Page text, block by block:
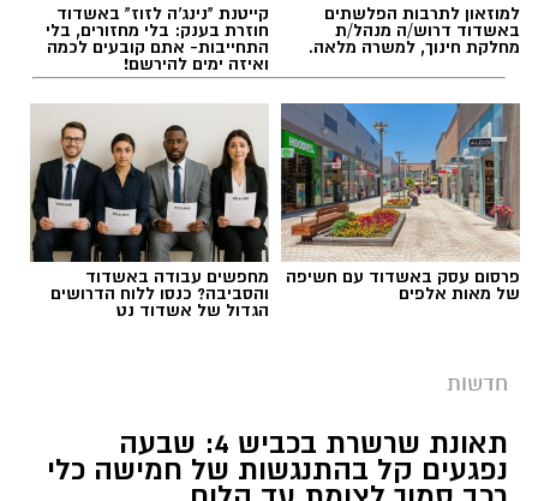
למוזאון לתרבות הפלשתים
באשדוד דרוש/ה מנהל/ת
מחלקת חינוך, למשרה מלאה.
קייטנת "נינג'ה לזוז" באשדוד
חוזרת בענק: בלי מחזורים, בלי
התחייבות- אתם קובעים לכמה
ואיזה ימים להירשם!
פרסום עסק באשדוד עם חשיפה
של מאות אלפים
מחפשים עבודה באשדוד
והסביבה? כנסו ללוח הדרושים
הגדול של אשדוד נט
חדשות
תאונת שרשרת בכביש 4: שבעה
נפגעים קל בהתנגשות של חמישה כלי